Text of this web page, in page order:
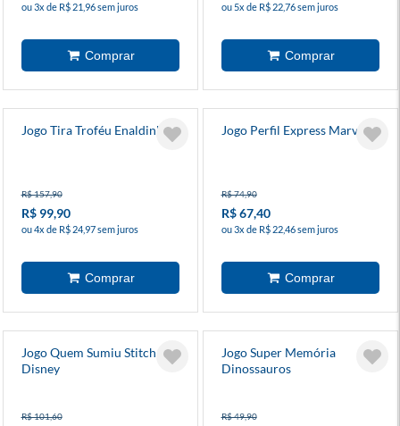
ou 3x de R$ 21,96 sem juros ou 5x de R$ 22,76 sem juros
Jogo Tira Troféu Enaldinho
R$ 157,90
R$ 99,90
ou 4x de R$ 24,97 sem juros
Jogo Perfil Express Marvel
R$ 74,90
R$ 67,40
ou 3x de R$ 22,46 sem juros
Jogo Quem Sumiu Stitch
Disney
R$ 101,60
Jogo Super Memória
Dinossauros
R$ 49,90